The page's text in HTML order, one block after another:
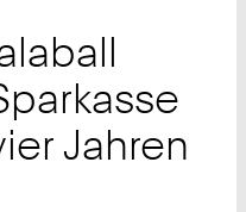
Jahren